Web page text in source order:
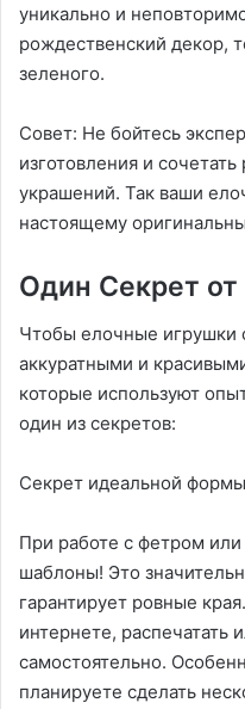
уникально и
рождественский декор,
зеленого.
Совет: Не бойтесь
изготовления и
украшений. Так ваши
настоящему
Один Секрет
Чтобы елочные игрушки
аккуратными и
которые используют
один из секретов:
Секрет идеальной
При работе с фетром или
шаблоны! Это
гарантирует ровные
интернете, распечатать
самостоятельно.
планируете сделать